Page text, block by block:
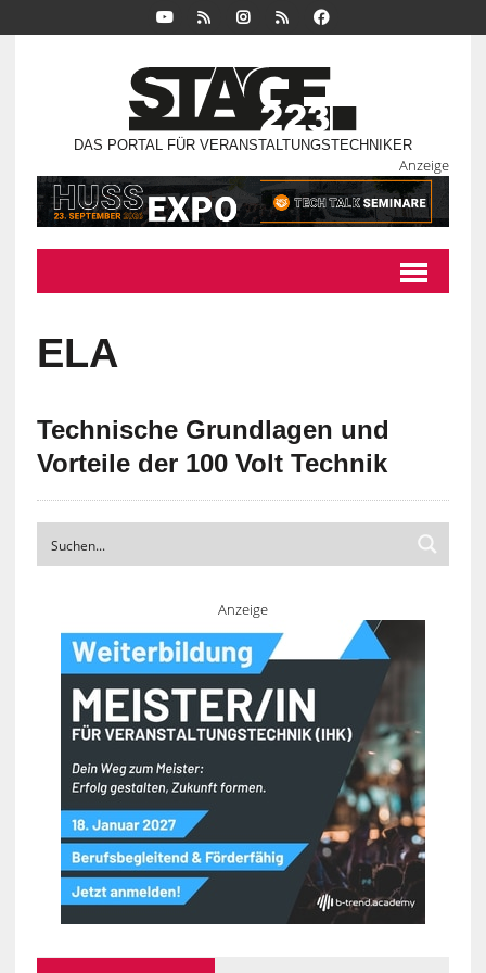
DAS PORTAL FÜR VERANSTALTUNGSTECHNIKER
Anzeige
ELA
Technische Grundlagen und
Vorteile der 100 Volt Technik
Anzeige